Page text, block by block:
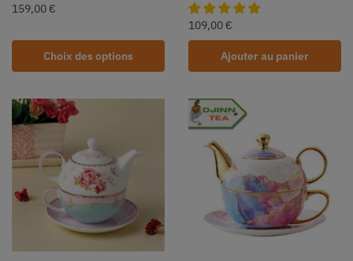
159,00 €
Choix des options
109,00 €
Ajouter au panier